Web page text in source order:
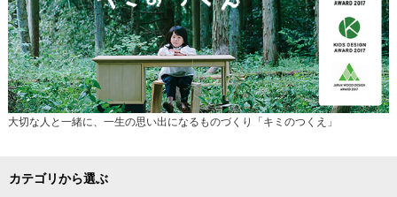
大切な人と一緒に、一生の思い出になるものづくり「キミのつくえ」
カテゴリから選ぶ